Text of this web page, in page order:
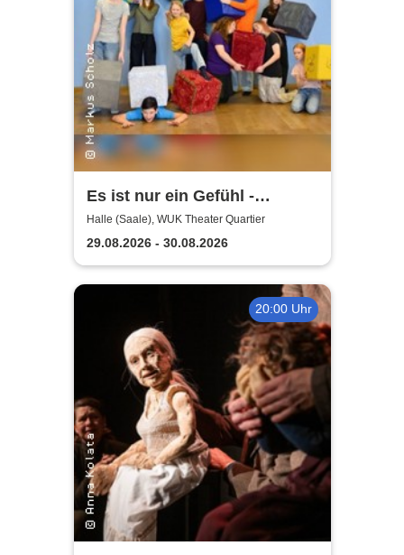
Es ist nur ein Gefühl -
Kaltstarts Junges Musical
Halle (Saale), WUK Theater Quartier
29.08.2026 - 30.08.2026
20:00 Uhr